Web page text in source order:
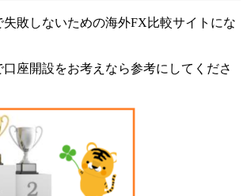
敗しないための海外FX比較サイトにな
口座開設をお考えなら参考にしてくださ